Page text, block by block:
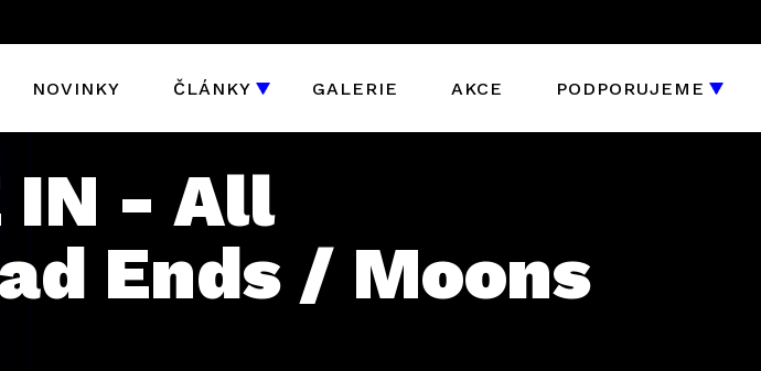
NOVINKY ČLÁNKY GALERIE AKCE PODPORUJEME
IN - All
Ends / Moons